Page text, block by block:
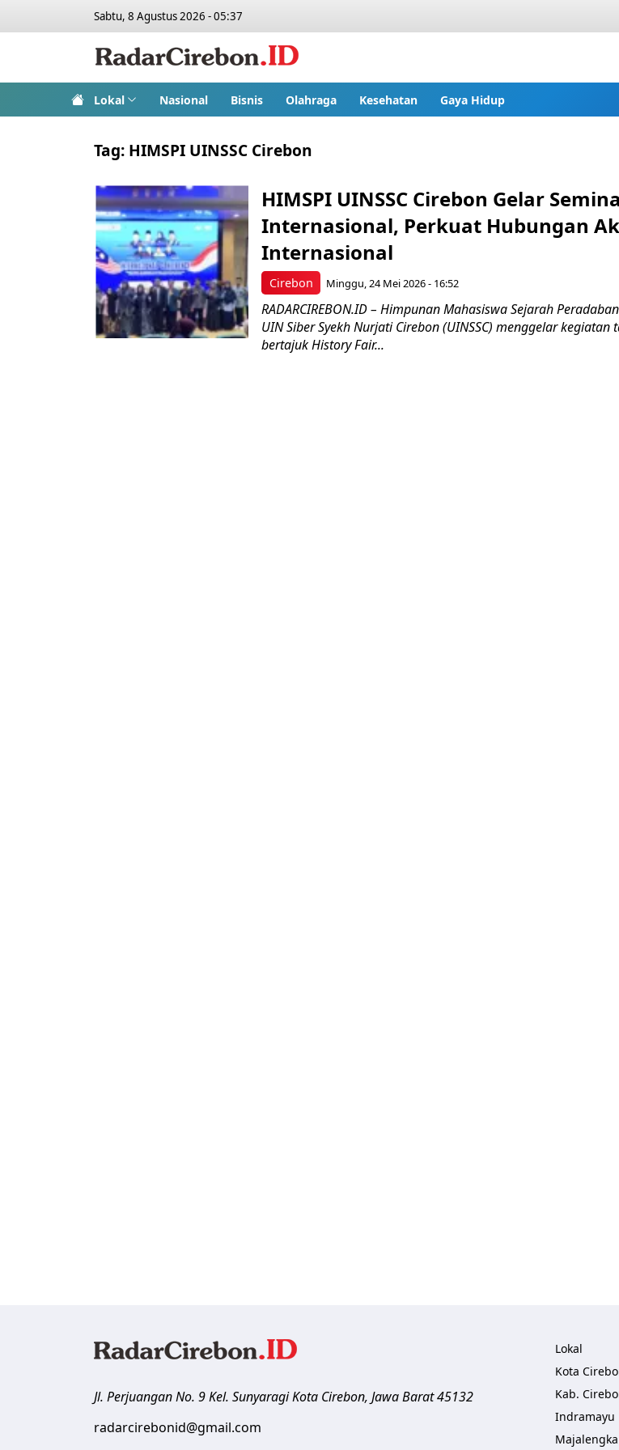
Sabtu, 8 Agustus 2026 - 05:37
Lokal Nasional Bisnis Olahraga Kesehatan Gaya Hidup
Tag: HIMSPI UINSSC Cirebon
Cirebon
HIMSPI UINSSC Cirebon Gelar
Internasional, Perkuat Hubungan
Internasional
Minggu, 24 Mei 2026 - 16:52
RADARCIREBON.ID – Himpunan Mahasiswa Sejarah
UIN Siber Syekh Nurjati Cirebon (UINSSC) menggelar kegiatan
bertajuk History Fair...
Jl. Perjuangan No. 9 Kel. SunyaragiKota Cirebon, Jawa Barat45132
radarcirebonid@gmail.com
Lokal
Kota
Kab.
Indramayu
Majalengka